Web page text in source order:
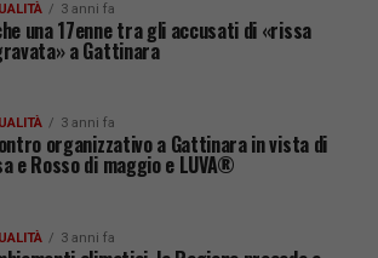
3 anni fa
una 17enne tra gli accusati di «rissa
a Gattinara
3 anni fa
organizzativo a Gattinara in vista di
e Rosso di maggio e LUVA®
3 anni fa